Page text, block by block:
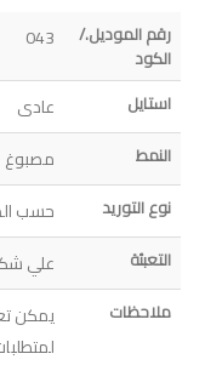
رقم الموديل./
الكود
043
استايل عادى
النمط مصبوغ
نوع التوريد حسب
التعبئة علي
ملاحظات
يمكن